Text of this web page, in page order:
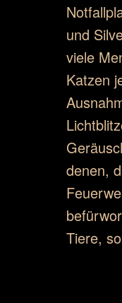
und
viele
Katzen
denen,
Tiere,